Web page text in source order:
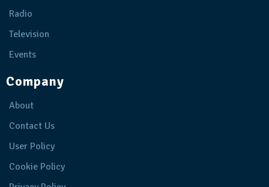
Radio
Television
Events
Company
About
Contact Us
User Policy
Cookie Policy